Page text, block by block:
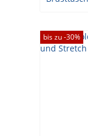
bis zu -30%